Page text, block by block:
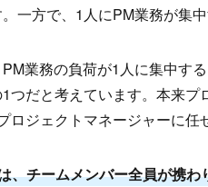
一方で、1人にPM業務が集
業務の負荷が1人に集中す
つだと考えています。本来
ロジェクトマネージャーに任
、チームメンバー全員が携